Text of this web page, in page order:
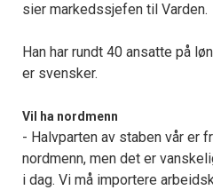
sier markedssjefen til Varden.
Han har rundt 40 ansatte på
er svensker.
Vil ha nordmenn
- Halvparten av staben vår er
nordmenn, men det er
i dag. Vi må importere